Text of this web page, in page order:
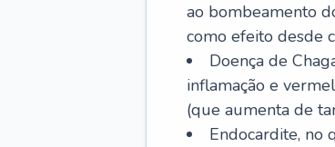
ao bombeamento
como efeito desde
Doença de
inflamação e
(que aumenta de
Endocardite, no